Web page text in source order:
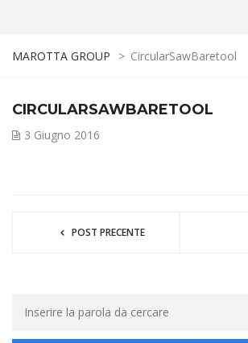
MAROTTA GROUP > CircularSawBaretool
CIRCULARSAWBARETOOL
3 Giugno 2016
POST PRECENTE